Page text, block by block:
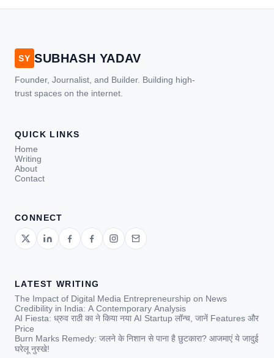
SY SUBHASH YADAV
Founder, Journalist, and Builder. Building high-
trust spaces on the internet.
QUICK LINKS
Home
Writing
About
Contact
CONNECT
LATEST WRITING
The Impact of Digital Media Entrepreneurship on News
Credibility in India: A Contemporary Analysis
AI Fiesta: ध्रुव राठी का ने किया नया AI Startup लॉन्च, जानें Features और
Price
Burn Marks Remedy: जलने के निशान से पाना है छुटकारा? आजमाएं ये जादुई
घरेलू नुस्खे!